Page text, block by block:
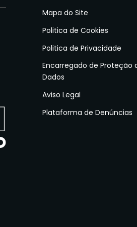
Mapa do Site
Politica de Cookies
Politica de Privacidade
Encarregado de Proteção
Dados
Aviso Legal
Plataforma de Denúncias